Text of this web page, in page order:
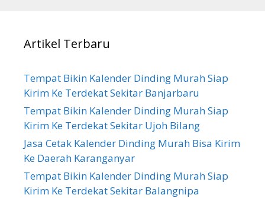
Artikel Terbaru
Tempat Bikin Kalender Dinding Murah Siap
Kirim Ke Terdekat Sekitar Banjarbaru
Tempat Bikin Kalender Dinding Murah Siap
Kirim Ke Terdekat Sekitar Ujoh Bilang
Jasa Cetak Kalender Dinding Murah Bisa Kirim
Ke Daerah Karanganyar
Tempat Bikin Kalender Dinding Murah Siap
Kirim Ke Terdekat Sekitar Balangnipa